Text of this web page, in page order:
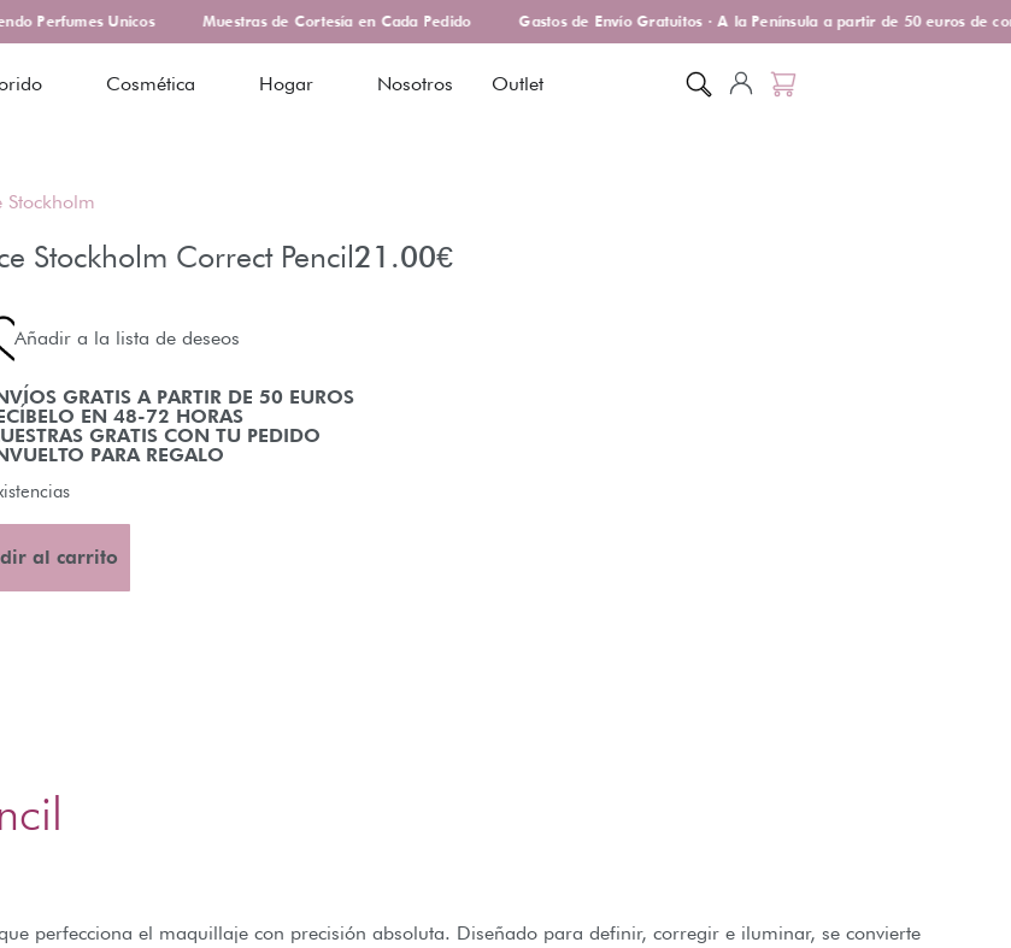
Perfumes Unicos Muestras de Cortesía en Cada Pedido Gastos de Envío Gratuitos · A la Península a partir de 50 euros de
Cosmética Hogar Nosotros Outlet
Stockholm
Stockholm Correct Pencil21.00€
Añadir a la lista de deseos
GRATIS A PARTIR DE 50 EUROS
EN 48-72 HORAS
GRATIS CON TU PEDIDO
PARA REGALO
al carrito
perfecciona el maquillaje con precisión absoluta. Diseñado para definir, corregir e iluminar, se convierte